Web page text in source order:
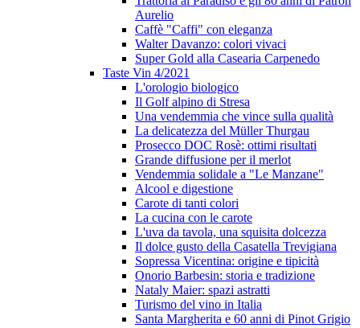
Aurelio
Caffè "Caffi" con eleganza
Walter Davanzo: colori vivaci
Super Gold alla Casearia Carpenedo
Taste Vin 4/2021
L'orologio biologico
Il Golf alpino di Stresa
Una vendemmia che vince sulla qualità
La delicatezza del Müller Thurgau
Prosecco DOC Rosè: ottimi risultati
Grande diffusione per il merlot
Vendemmia solidale a "Le Manzane"
Alcool e digestione
Carote di tanti colori
La cucina con le carote
L'uva da tavola, una squisita dolcezza
Il dolce gusto della Casatella Trevigiana
Sopressa Vicentina: origine e tipicità
Onorio Barbesin: storia e tradizione
Nataly Maier: spazi astratti
Turismo del vino in Italia
Santa Margherita e 60 anni di Pinot Grigio